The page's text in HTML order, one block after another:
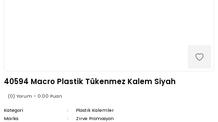
40594 Macro Plastik Tükenmez Kalem Siyah
(0) Yorum - 0.00 Puan
Kategori
Plastik Kalemler
Marka
Zirve Promosyon